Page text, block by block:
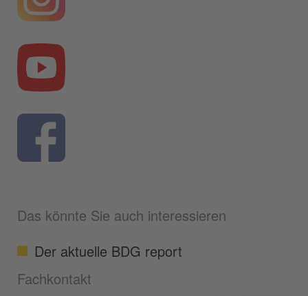
Das könnte Sie auch interessieren
Der aktuelle BDG report
Fachkontakt